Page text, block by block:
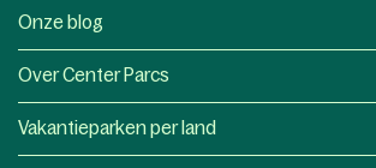
Onze blog
Over Center Parcs
Vakantieparken per land